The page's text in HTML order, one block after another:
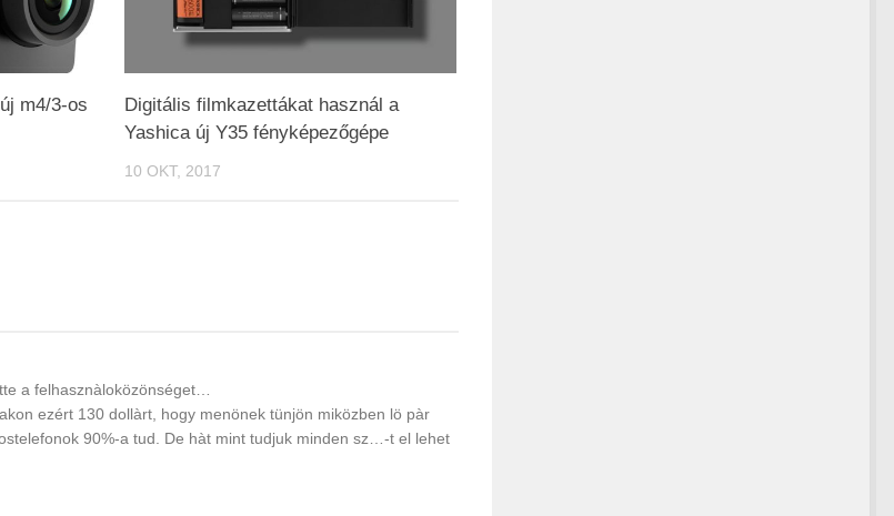
m4/3-os
Digitális filmkazettákat használ a
Yashica új Y35 fényképezőgépe
10 OKT, 2017
a felhasznàloközönséget…
ezért 130 dollàrt, hogy menönek tünjön miközben lö pàr
90%-a tud. De hàt mint tudjuk minden sz…-t el lehet